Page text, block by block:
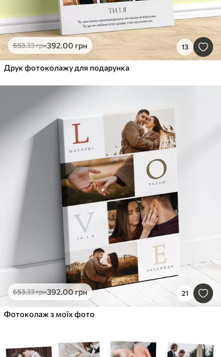
653.33грн392.00 грн 13
Друк фотоколажу для подарунка
653.33грн392.00грн 21
Фотоколаж з моїх фото